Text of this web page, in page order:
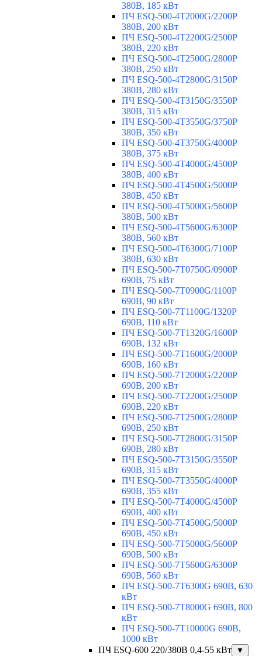
380В, 185 кВт
ПЧ ESQ-500-4T2000G/2200P
380В, 200 кВт
ПЧ ESQ-500-4T2200G/2500P
380В, 220 кВт
ПЧ ESQ-500-4T2500G/2800P
380В, 250 кВт
ПЧ ESQ-500-4T2800G/3150P
380В, 280 кВт
ПЧ ESQ-500-4T3150G/3550P
380В, 315 кВт
ПЧ ESQ-500-4T3550G/3750P
380В, 350 кВт
ПЧ ESQ-500-4T3750G/4000P
380В, 375 кВт
ПЧ ESQ-500-4T4000G/4500P
380В, 400 кВт
ПЧ ESQ-500-4T4500G/5000P
380В, 450 кВт
ПЧ ESQ-500-4T5000G/5600P
380В, 500 кВт
ПЧ ESQ-500-4T5600G/6300P
380В, 560 кВт
ПЧ ESQ-500-4T6300G/7100P
380В, 630 кВт
ПЧ ESQ-500-7T0750G/0900P
690В, 75 кВт
ПЧ ESQ-500-7T0900G/1100P
690В, 90 кВт
ПЧ ESQ-500-7T1100G/1320P
690В, 110 кВт
ПЧ ESQ-500-7T1320G/1600P
690В, 132 кВт
ПЧ ESQ-500-7T1600G/2000P
690В, 160 кВт
ПЧ ESQ-500-7T2000G/2200P
690В, 200 кВт
ПЧ ESQ-500-7T2200G/2500P
690В, 220 кВт
ПЧ ESQ-500-7T2500G/2800P
690В, 250 кВт
ПЧ ESQ-500-7T2800G/3150P
690В, 280 кВт
ПЧ ESQ-500-7T3150G/3550P
690В, 315 кВт
ПЧ ESQ-500-7T3550G/4000P
690В, 355 кВт
ПЧ ESQ-500-7T4000G/4500P
690В, 400 кВт
ПЧ ESQ-500-7T4500G/5000P
690В, 450 кВт
ПЧ ESQ-500-7T5000G/5600P
690В, 500 кВт
ПЧ ESQ-500-7T5600G/6300P
690В, 560 кВт
ПЧ ESQ-500-7T6300G 690В, 630
кВт
ПЧ ESQ-500-7T8000G 690В, 800
кВт
ПЧ ESQ-500-7T10000G 690В,
1000 кВт
ПЧ ESQ-600 220/380В 0,4-55 кВт
▼